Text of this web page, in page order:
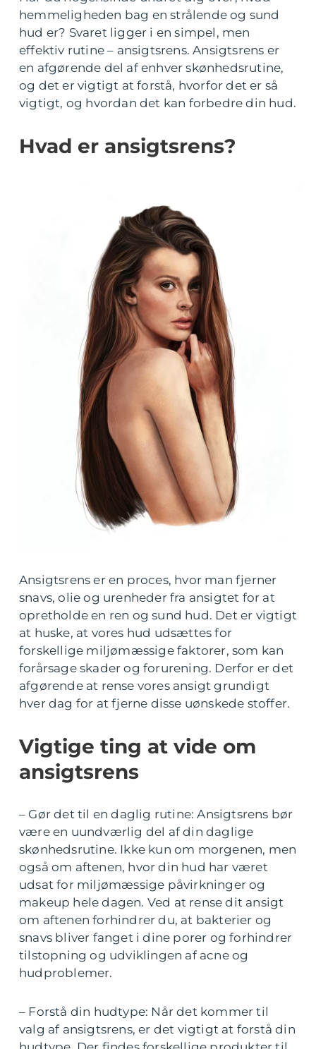
hemmeligheden bag en strålende og sund
hud er? Svaret ligger i en simpel, men
effektiv rutine – ansigtsrens. Ansigtsrens er
en afgørende del af enhver skønhedsrutine,
og det er vigtigt at forstå, hvorfor det er så
vigtigt, og hvordan det kan forbedre din hud.
Hvad er ansigtsrens?
Ansigtsrens er en proces, hvor man fjerner
snavs, olie og urenheder fra ansigtet for at
opretholde en ren og sund hud. Det er vigtigt
at huske, at vores hud udsættes for
forskellige miljømæssige faktorer, som kan
forårsage skader og forurening. Derfor er det
afgørende at rense vores ansigt grundigt
hver dag for at fjerne disse uønskede stoffer.
Vigtige ting at vide om
ansigtsrens
– Gør det til en daglig rutine: Ansigtsrens bør
være en uundværlig del af din daglige
skønhedsrutine. Ikke kun om morgenen, men
også om aftenen, hvor din hud har været
udsat for miljømæssige påvirkninger og
makeup hele dagen. Ved at rense dit ansigt
om aftenen forhindrer du, at bakterier og
snavs bliver fanget i dine porer og forhindrer
tilstopning og udviklingen af acne og
hudproblemer.
– Forstå din hudtype: Når det kommer til
valg af ansigtsrens, er det vigtigt at forstå din